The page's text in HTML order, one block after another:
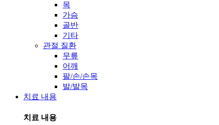
목
가슴
골반
기타
관절 질환
무릎
어깨
팔/손/손목
발/발목
치료 내용
치료 내용